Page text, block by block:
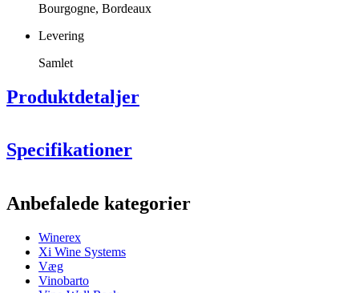
Bourgogne, Bordeaux
Levering
Samlet
Produktdetaljer
sort-, brun eller hvidbejdset fyrretræ.
Specifikationer
ProduktnummerER2540
Generelt
Placering
ModulærJa
Anbefalede kategorier
Winerex
Xi Wine Systems
Væg
Vinobarto